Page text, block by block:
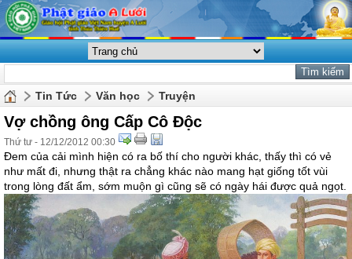
Tin Tức Văn học Truyện
Vợ chồng ông Cấp Cô Độc
Thứ tư - 12/12/2012 00:30
Đem của cải mình hiện có ra bố thí cho người khác, thấy thì có vẻ
như mất đi, nhưng thật ra chẳng khác nào mang hạt giống tốt vùi
trong lòng đất ẩm, sớm muộn gì cũng sẽ có ngày hái được quả ngọt.